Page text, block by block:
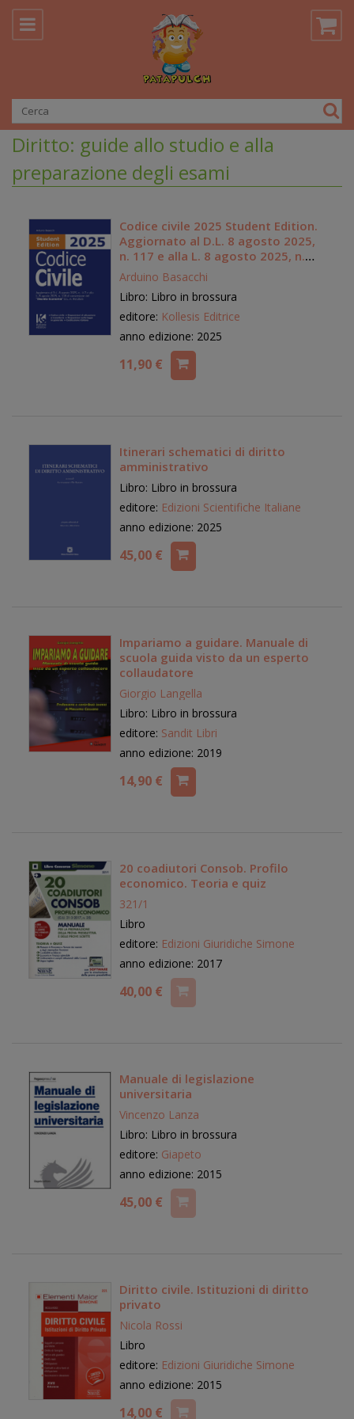
Diritto: guide allo studio e alla
preparazione degli esami
Codice civile 2025 Student Edition.
Aggiornato al D.L. 8 agosto 2025,
n. 117 e alla L. 8 agosto 2025, n.
118 di conversione del «Decreto
Economia» D.L. n. 95/2025
Arduino Basacchi
Libro: Libro in brossura
editore: Kollesis Editrice
anno edizione: 2025
11,90 €
Itinerari schematici di diritto
amministrativo
Libro: Libro in brossura
editore: Edizioni Scientifiche Italiane
anno edizione: 2025
45,00 €
Impariamo a guidare. Manuale di
scuola guida visto da un esperto
collaudatore
Giorgio Langella
Libro: Libro in brossura
editore: Sandit Libri
anno edizione: 2019
14,90 €
20 coadiutori Consob. Profilo
economico. Teoria e quiz
321/1
Libro
editore: Edizioni Giuridiche Simone
anno edizione: 2017
40,00 €
Manuale di legislazione
universitaria
Vincenzo Lanza
Libro: Libro in brossura
editore: Giapeto
anno edizione: 2015
45,00 €
Diritto civile. Istituzioni di diritto
privato
Nicola Rossi
Libro
editore: Edizioni Giuridiche Simone
anno edizione: 2015
14,00 €